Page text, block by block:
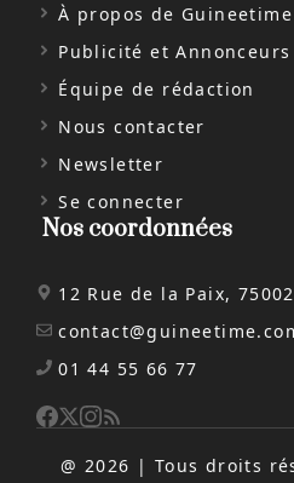
À propos de Guineetime
Publicité et Annonceurs
Équipe de rédaction
Nous contacter
Newsletter
Se connecter
Nos coordonnées
12 Rue de la Paix,
01 44 55 66 77
@ 2026 | Tous droits